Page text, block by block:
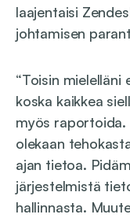
laajentaisi
johtamisen
“Toisin mielelläni
koska kaikkea
myös raportoida.
olekaan
ajan tietoa.
järjestelmistä
hallinnasta.